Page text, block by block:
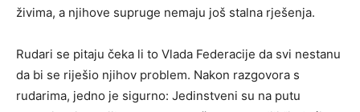
živima, a njihove supruge nemaju još stalna rješenja.
Rudari se pitaju čeka li to Vlada Federacije da svi nestanu
da bi se riješio njihov problem. Nakon razgovora s
rudarima, jedno je sigurno: Jedinstveni su na putu